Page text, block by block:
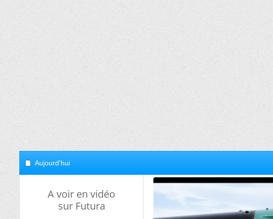
Aujourd'hui
A voir en vidéo
sur Futura